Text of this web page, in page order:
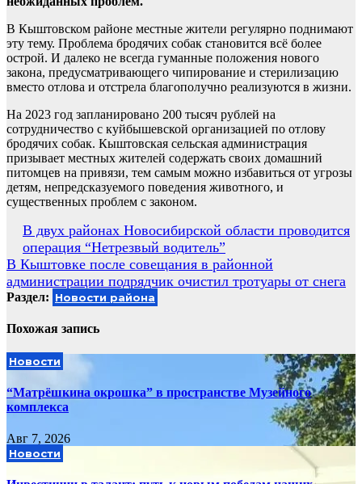
В Кыштовском районе местные жители регулярно поднимают
эту тему. Проблема бродячих собак становится всё более
острой. И далеко не всегда гуманные положения нового
закона, предусматривающего чипирование и стерилизацию
вместо отлова и отстрела благополучно реализуются в жизни.
На 2023 год запланировано 200 тысяч рублей на
сотрудничество с куйбышевской организацией по отлову
бродячих собак. Кыштовская сельская администрация
призывает местных жителей содержать своих домашний
питомцев на привязи, тем самым можно избавиться от угрозы
детям, непредсказуемого поведения животного, и
существенных проблем с законом.
Навигация
по
записям
В двух районах Новосибирской области проводится
операция “Нетрезвый водитель”
В Кыштовке после совещания в районной
администрации подрядчик очистил тротуары от снега
Раздел: Новости района
Похожая запись
Новости
“Матрёшкина окрошка” в пространстве Музейного
комплекса
Авг 7, 2026
Новости